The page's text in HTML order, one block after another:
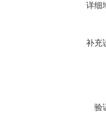
详细
补充
验